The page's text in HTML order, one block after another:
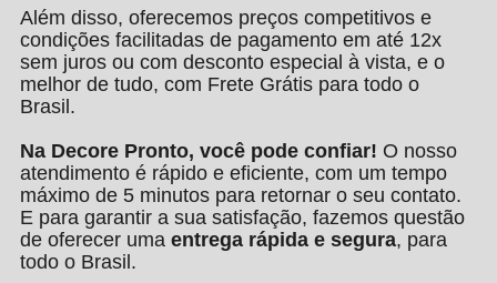
Além disso, oferecemos preços competitivos e
condições facilitadas de pagamento em até 12x
sem juros ou com desconto especial à vista, e o
melhor de tudo, com Frete Grátis para todo o
Brasil.
Na Decore Pronto, você pode confiar! O nosso
atendimento é rápido e eficiente, com um tempo
máximo de 5 minutos para retornar o seu contato.
E para garantir a sua satisfação, fazemos questão
de oferecer uma entrega rápida e segura, para
todo o Brasil.